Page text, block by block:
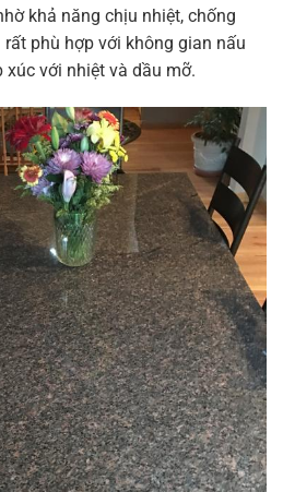
khả năng chịu nhiệt, chống
phù hợp với không gian nấu
với nhiệt và dầu mỡ.